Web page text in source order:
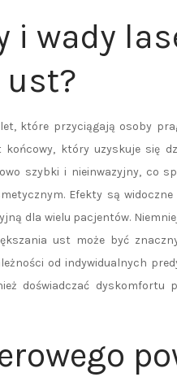
i wady
ust?
które przyciągają osoby
który uzyskuje się
szybki i nieinwazyjny, co
Efekty są
dla wielu pacjentów.
ust może być
od indywidualnych
doświadczać dyskomfortu